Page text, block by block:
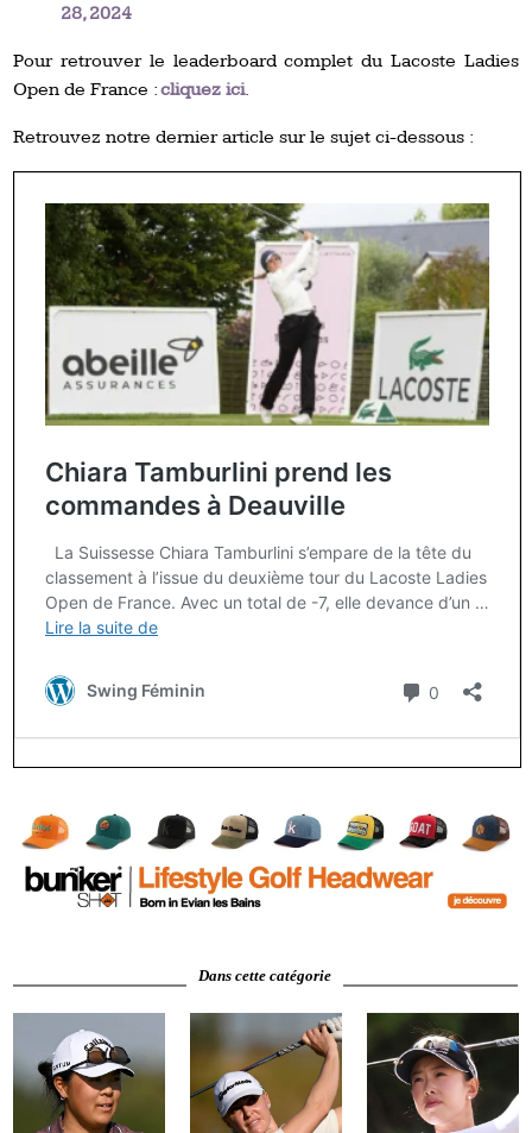
28, 2024
Pour retrouver le leaderboard complet du Lacoste Ladies
Open de France :cliquez ici.
Retrouvez notre dernier article sur le sujet ci-dessous :
Dans cette catégorie